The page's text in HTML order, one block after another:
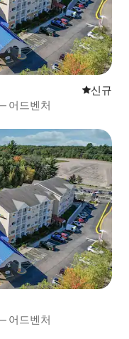
신규 숙소
신규
어드벤처
어드벤처